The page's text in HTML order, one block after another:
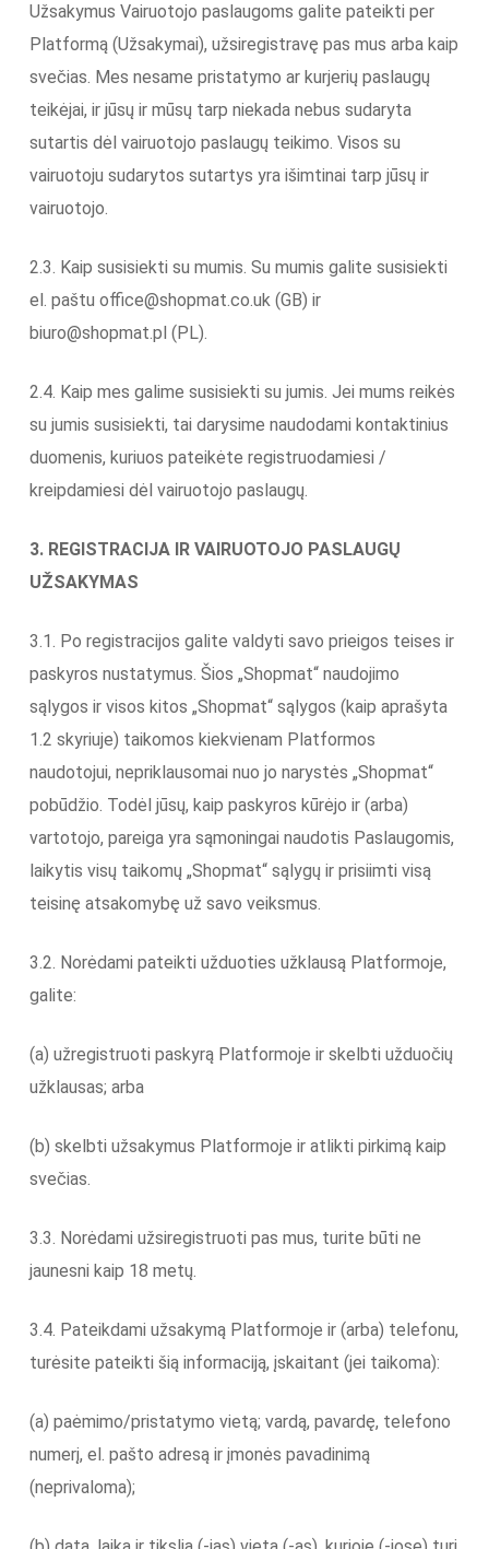
Užsakymus Vairuotojo paslaugoms galite pateikti per
Platformą (Užsakymai), užsiregistravę pas mus arba kaip
svečias. Mes nesame pristatymo ar kurjerių paslaugų
teikėjai, ir jūsų ir mūsų tarp niekada nebus sudaryta
sutartis dėl vairuotojo paslaugų teikimo. Visos su
vairuotoju sudarytos sutartys yra išimtinai tarp jūsų ir
vairuotojo.
2.3. Kaip susisiekti su mumis. Su mumis galite susisiekti
el. paštu office@shopmat.co.uk (GB) ir
biuro@shopmat.pl (PL).
2.4. Kaip mes galime susisiekti su jumis. Jei mums reikės
su jumis susisiekti, tai darysime naudodami kontaktinius
duomenis, kuriuos pateikėte registruodamiesi /
kreipdamiesi dėl vairuotojo paslaugų.
3. REGISTRACIJA IR VAIRUOTOJO PASLAUGŲ
UŽSAKYMAS
3.1. Po registracijos galite valdyti savo prieigos teises ir
paskyros nustatymus. Šios „Shopmat“ naudojimo
sąlygos ir visos kitos „Shopmat“ sąlygos (kaip aprašyta
1.2 skyriuje) taikomos kiekvienam Platformos
naudotojui, nepriklausomai nuo jo narystės „Shopmat“
pobūdžio. Todėl jūsų, kaip paskyros kūrėjo ir (arba)
vartotojo, pareiga yra sąmoningai naudotis Paslaugomis,
laikytis visų taikomų „Shopmat“ sąlygų ir prisiimti visą
teisinę atsakomybę už savo veiksmus.
3.2. Norėdami pateikti užduoties užklausą Platformoje,
galite:
(a) užregistruoti paskyrą Platformoje ir skelbti užduočių
užklausas; arba
(b) skelbti užsakymus Platformoje ir atlikti pirkimą kaip
svečias.
3.3. Norėdami užsiregistruoti pas mus, turite būti ne
jaunesni kaip 18 metų.
3.4. Pateikdami užsakymą Platformoje ir (arba) telefonu,
turėsite pateikti šią informaciją, įskaitant (jei taikoma):
(a) paėmimo/pristatymo vietą; vardą, pavardę, telefono
numerį, el. pašto adresą ir įmonės pavadinimą
(neprivaloma);